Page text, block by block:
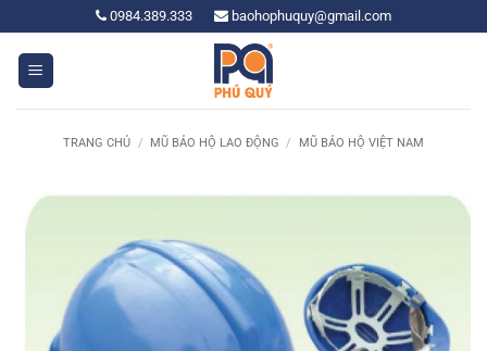
qua
dung
0984.389.333 baohophuquy@gmail.com
TRANG CHỦ / MŨ BẢO HỘ LAO ĐỘNG / MŨ BẢO HỘ VIỆT NAM